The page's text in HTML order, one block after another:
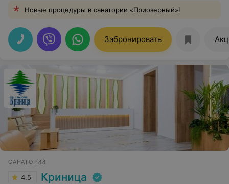
Новые процедуры в санатории «Приозерный»!
Забронировать
САНАТОРИЙ
4.5 Криница